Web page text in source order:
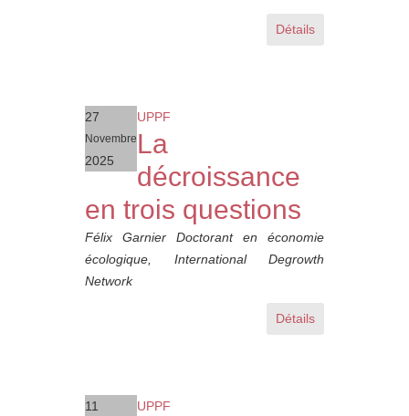
Détails
27
Novembre
2025
UPPF
La
décroissance
en trois questions
Félix Garnier Doctorant en économie
écologique, International Degrowth
Network
Détails
11 UPPF